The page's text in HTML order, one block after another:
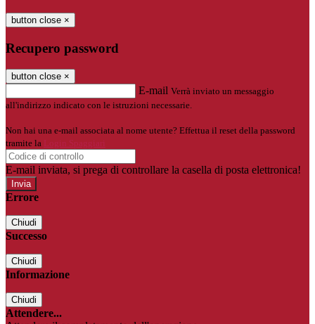
button close ×
Recupero password
button close ×
E-mail Verrà inviato un messaggio
all'indirizzo indicato con le istruzioni necessarie.
Non hai una e-mail associata al nome utente? Effettua il reset della password
tramite la
Login Spaggiari
E-mail inviata, si prega di controllare la casella di posta elettronica!
Errore
Chiudi
Successo
Chiudi
Informazione
Chiudi
Attendere...